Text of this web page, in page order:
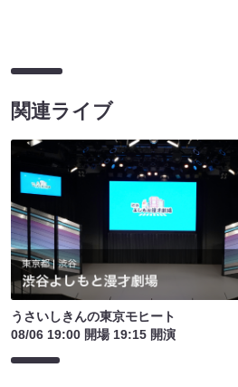
関連ライブ
うさいしきんの東京モヒート
08/06 19:00 開場 19:15 開演